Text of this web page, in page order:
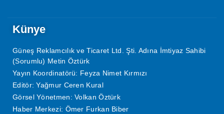
Künye
Güneş Reklamcılık ve Ticaret Ltd. Şti. Adına İmtiyaz Sahibi
(Sorumlu) Metin Öztürk
Yayın Koordinatörü: Feyza Nimet Kırmızı
Editör: Yağmur Ceren Kural
Görsel Yönetmen: Volkan Öztürk
Haber Merkezi: Ömer Furkan Biber